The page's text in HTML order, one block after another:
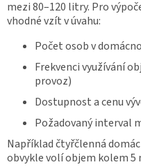
mezi 80–120 litry. Pro
vhodné vzít v úvahu:
Počet osob v
Frekvenci využívání
provoz)
Dostupnost a cenu
Požadovaný interval
Například čtyřčlenná
obvykle volí objem kolem 5